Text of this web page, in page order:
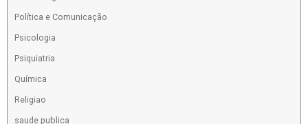
Política e Comunicação
Psicologia
Psiquiatria
Química
Religiao
saude publica